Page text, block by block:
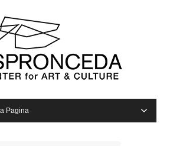
Pagina